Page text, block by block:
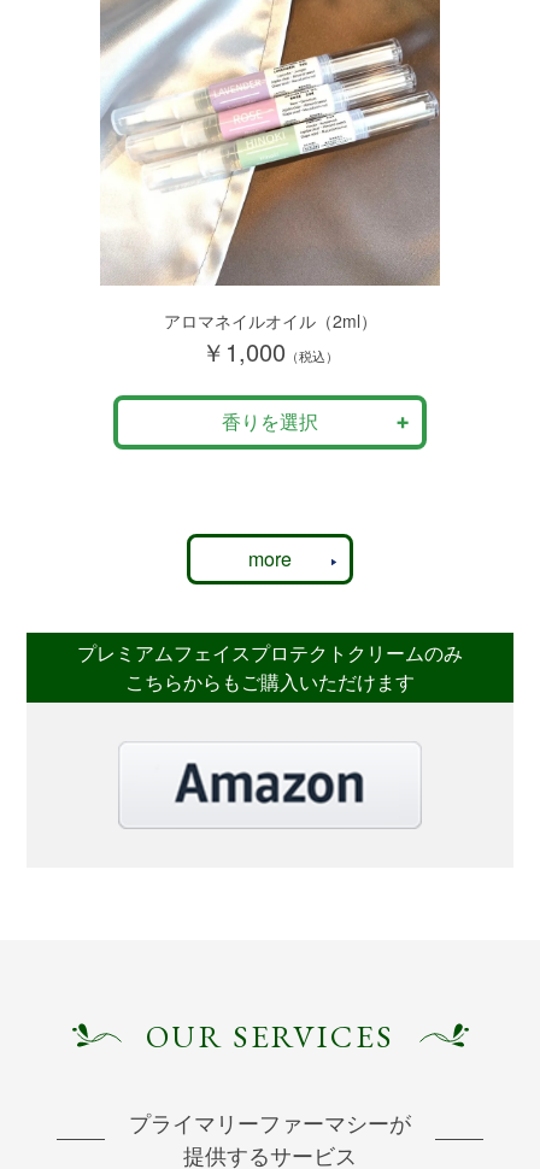
アロマネイルオイル（2ml）
￥1,000 （税込）
香りを選択
more
プレミアムフェイスプロテクトクリームのみ
こちらからもご購入いただけます
OUR SERVICES
プライマリーファーマシーが
提供するサービス